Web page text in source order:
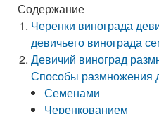
Содержание
Черенки винограда
девичьего винограда
Девичий виноград
Способы размножения
Семенами
Черенкованием